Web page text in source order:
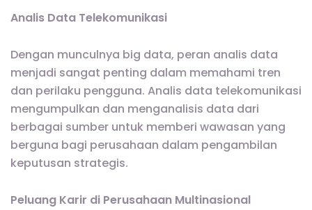
Analis Data Telekomunikasi
Dengan munculnya big data, peran analis data
menjadi sangat penting dalam memahami tren
dan perilaku pengguna. Analis data telekomunikasi
mengumpulkan dan menganalisis data dari
berbagai sumber untuk memberi wawasan yang
berguna bagi perusahaan dalam pengambilan
keputusan strategis.
Peluang Karir di Perusahaan Multinasional